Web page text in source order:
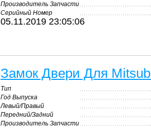
Производитель Запчасти
Серийный Номер
05.11.2019 23:05:06
Замок Двери Для
Тип
Год Выпуска
Левый/Правый
Передний/Задний
Производитель Запчасти